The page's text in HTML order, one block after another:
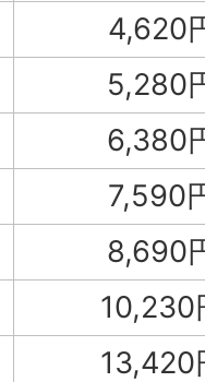
4,620
5,280
6,380
7,590
8,690
10,230
13,420